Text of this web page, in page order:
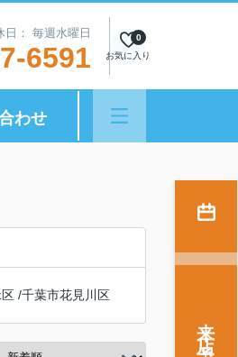
： 毎週水曜日
6591 お気に入り
0
わせ
/千葉市花見川区
来店予約